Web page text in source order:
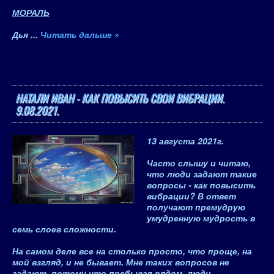
МОРАЛЬ
Дья ... Читать дальше »
НАТАЛИ ИВАН - КАК ПОВЫСИТЬ СВОИ ВИБРАЦИИ.
9.08.2021.
13 августа 2021г.
Часто слышу и читаю,
что люди задают такие
вопросы - как повысить
вибрации? В ответ
получают премудрую
умудренную мудрость в
семь слоев сложности.
На самом деле все на столько просто, что проще, на
мой взгляд, и не бывает. Мне таких вопросов не